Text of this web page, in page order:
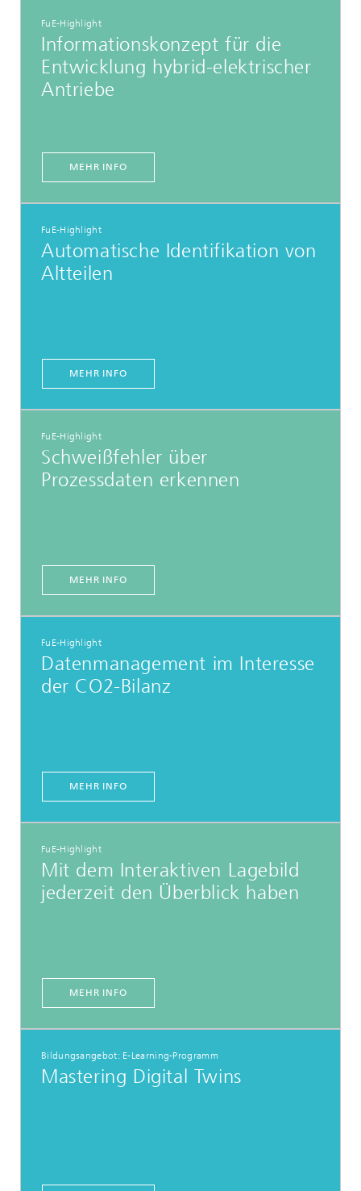
FuE-Highlight
Informationskonzept für die
Entwicklung hybrid-elektrischer
Antriebe
MEHR INFO
FuE-Highlight
Automatische Identifikation von
Altteilen
MEHR INFO
FuE-Highlight
Schweißfehler über
Prozessdaten erkennen
MEHR INFO
FuE-Highlight
Datenmanagement im Interesse
der CO2-Bilanz
MEHR INFO
FuE-Highlight
Mit dem Interaktiven Lagebild
jederzeit den Überblick haben
MEHR INFO
Bildungsangebot: E-Learning-Programm
Mastering Digital Twins